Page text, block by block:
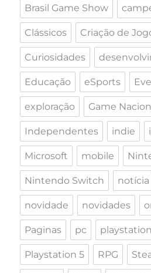
Brasil Game Show
Clássicos Criação de
Curiosidades
Educação eSports
exploração Game
Independentes indie
Microsoft mobile
Nintendo Switch notícia
novidade novidades
Paginas pc playstation
Playstation 5 RPG